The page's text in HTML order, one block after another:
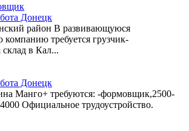
Донецк
район В развивающуюся
компанию требуется грузчик-
в Кал...
Донецк
Манго+ требуются: -формовщик,2500-
Официальное трудоустройство.